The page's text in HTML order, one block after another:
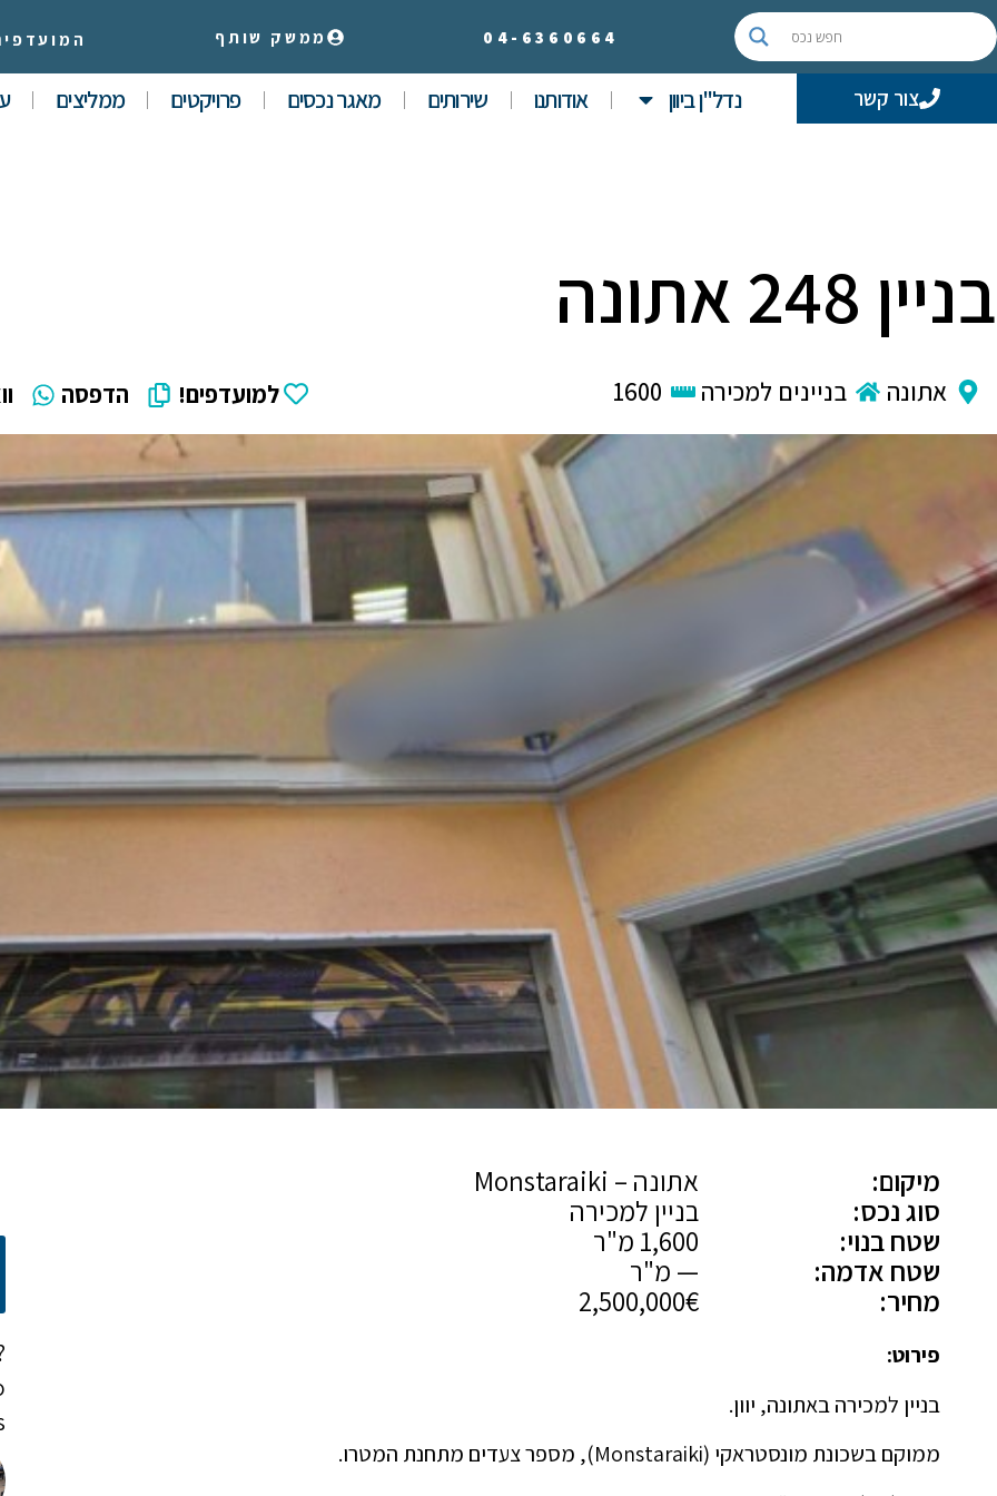
04- 6360664 ממשק שותף
צור קשר נדל"ן ביוון אודותנו שירותים מאגר נכסים פרויקטים ממליצים
בניין 248 אתונה
אתונה בניינים למכירה 1600 למועדפים! הדפסה
מיקום:
אתונה – Monstaraiki
סוג נכס:
בניין למכירה
שטח בנוי:
שטח אדמה:
— מ"ר
מחיר:
2,500,000€
פירוט:
בניין למכירה באתונה, יוון.
ממוקם בשכונת מונסטראקי (Monstaraiki), מספר צעדים מתחנת המטרו.